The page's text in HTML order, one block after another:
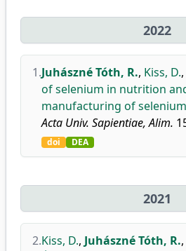
2022
1.Juhászné Tóth, R., Kiss, D.,
of selenium in nutrition
manufacturing of
Acta Univ. Sapientiae, Alim.
doi DEA
2021
2.Kiss, D., Juhászné Tóth, R.,